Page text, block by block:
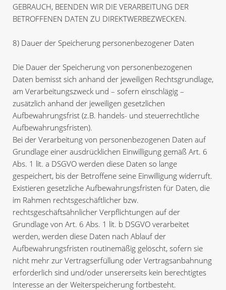
GEBRAUCH, BEENDEN WIR DIE VERARBEITUNG DER
BETROFFENEN DATEN ZU DIREKTWERBEZWECKEN.
8) Dauer der Speicherung personenbezogener Daten
Die Dauer der Speicherung von personenbezogenen
Daten bemisst sich anhand der jeweiligen Rechtsgrundlage,
am Verarbeitungszweck und – sofern einschlägig –
zusätzlich anhand der jeweiligen gesetzlichen
Aufbewahrungsfrist (z.B. handels- und steuerrechtliche
Aufbewahrungsfristen).
Bei der Verarbeitung von personenbezogenen Daten auf
Grundlage einer ausdrücklichen Einwilligung gemäß Art. 6
Abs. 1 lit. a DSGVO werden diese Daten so lange
gespeichert, bis der Betroffene seine Einwilligung widerruft.
Existieren gesetzliche Aufbewahrungsfristen für Daten, die
im Rahmen rechtsgeschäftlicher bzw.
rechtsgeschäftsähnlicher Verpflichtungen auf der
Grundlage von Art. 6 Abs. 1 lit. b DSGVO verarbeitet
werden, werden diese Daten nach Ablauf der
Aufbewahrungsfristen routinemäßig gelöscht, sofern sie
nicht mehr zur Vertragserfüllung oder Vertragsanbahnung
erforderlich sind und/oder unsererseits kein berechtigtes
Interesse an der Weiterspeicherung fortbesteht.